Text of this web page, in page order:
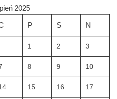
2025
P S N
1 2 3
8 9 10
15 16 17